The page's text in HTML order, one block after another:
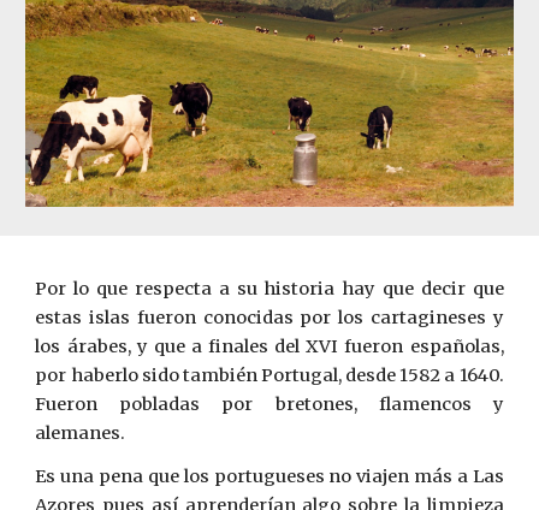
Por lo que respecta a su historia hay que decir que
estas islas fueron conocidas por los cartagineses y
los árabes, y que a finales del XVI fueron españolas,
por haberlo sido también Portugal, desde 1582 a 1640.
Fueron pobladas por bretones, flamencos y
alemanes.
Es una pena que los portugueses no viajen más a Las
Azores pues así aprenderían algo sobre la limpieza